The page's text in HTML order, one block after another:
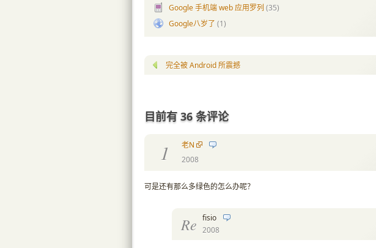
Google 手机端 web 应用罗列 (35)
Google八岁了 (1)
完全被 Android 所震撼
目前有 36 条评论
1
老N
2008
可是还有那么多绿色的怎么办呢？
Re fisio
2008